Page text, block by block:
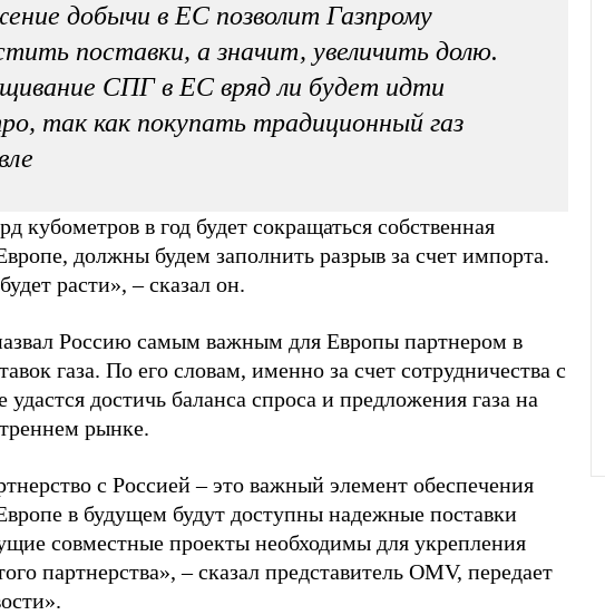
добычи в ЕС позволит Газпрому
поставки, а значит, увеличить долю.
СПГ в ЕС вряд ли будет идти
так как покупать традиционный газ
кубометров в год будет сокращаться собственная
должны будем заполнить разрыв за счет импорта.
расти», – сказал он.
Россию самым важным для Европы партнером в
газа. По его словам, именно за счет сотрудничества с
достичь баланса спроса и предложения газа на
рынке.
с Россией – это важный элемент обеспечения
в будущем будут доступны надежные поставки
совместные проекты необходимы для укрепления
партнерства», – сказал представитель OMV, передает